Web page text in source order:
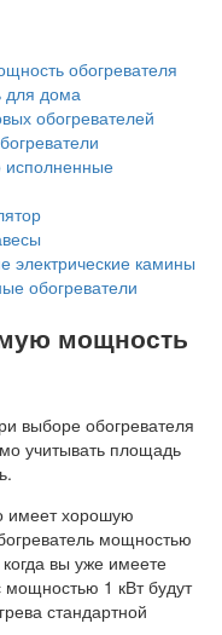
обогревателя
для дома
обогревателей
электрические камины
обогреватели
мощность
выборе обогревателя
учитывать площадь
имеет хорошую
мощностью
вы уже имеете
мощностью 1 кВт будут
стандартной